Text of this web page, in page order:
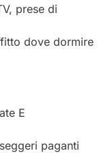
prese di
dove dormire
E
paganti